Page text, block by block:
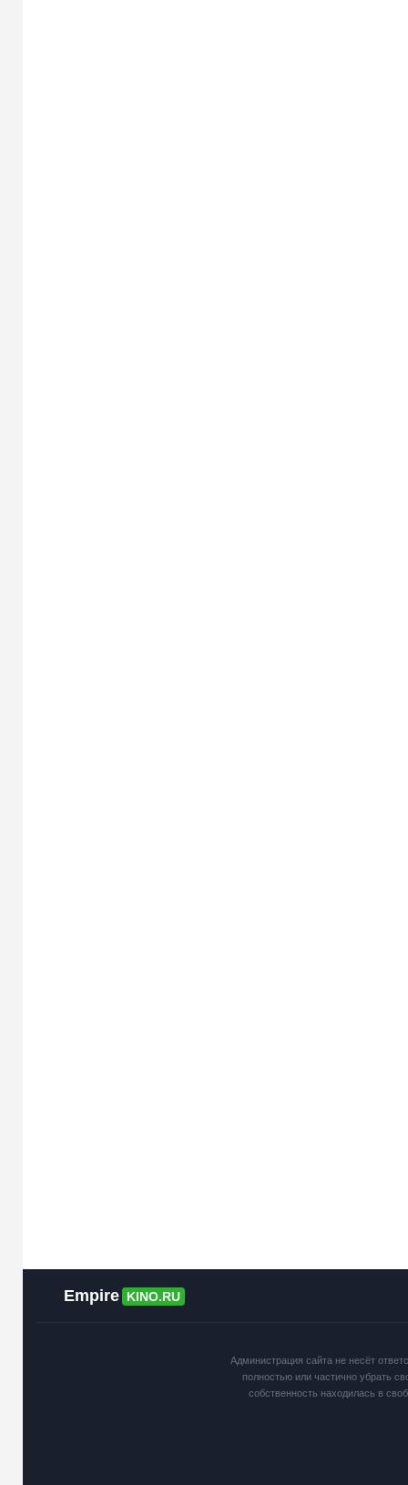
Empire KINO.RU
Администрация сайта не несёт
полностью или частично убрать
собственность находилась в